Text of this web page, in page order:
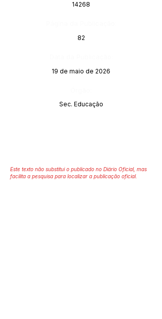
14268
82
19 de maio de 2026
Sec. Educação
Este texto não substitui o publicado no Diário Oficial, mas
facilita a pesquisa para localizar a publicação oficial.